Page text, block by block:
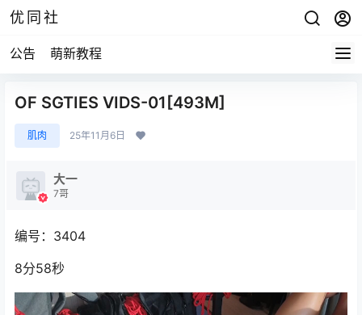
优同社
公告 萌新教程
OF SGTIES VIDS-01[493M]
肌肉 25年11月6日
大一
7哥
编号：3404
8分58秒